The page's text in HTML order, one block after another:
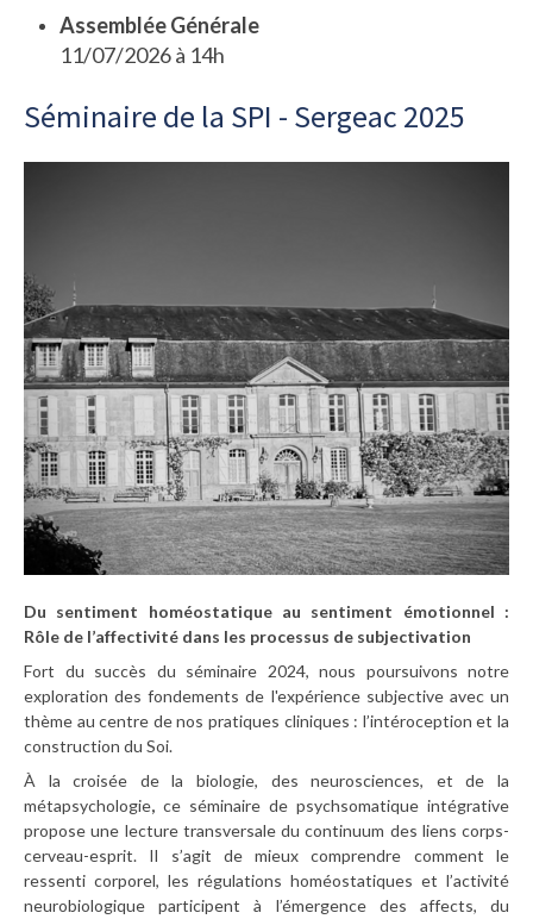
Assemblée Générale
11/07/2026 à 14h
Séminaire de la SPI - Sergeac 2025
Du sentiment homéostatique au sentiment émotionnel :
Rôle de l’affectivité dans les processus de subjectivation
Fort du succès du séminaire 2024, nous poursuivons notre
exploration des fondements de l'expérience subjective avec un
thème au centre de nos pratiques cliniques : l’intéroception et la
construction du Soi.
À la croisée de la
biologie, des neurosciences, et de la
métapsychologie, ce séminaire de psychsomatique intégrative
propose une lecture transversale du continuum des liens corps-
cerveau-esprit. Il s’agit de mieux comprendre comment le
ressenti corporel, les régulations homéostatiques et l’activité
neurobiologique participent à l’émergence des affects, du